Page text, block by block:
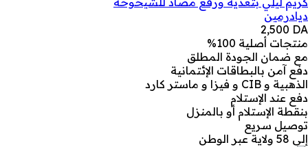
ديادرمين
2,500 DA
منتجات أصلية 100%
مع ضمان الجودة المطلق
دفع آمن بالبطاقات الإئتمانية
الذهبية و CIB و فيزا و ماستر كارد
دفع عند الإستلام
بنقطة الإستلام أو بالمنزل
توصيل سريع
إلى 58 ولاية عبر الوطن